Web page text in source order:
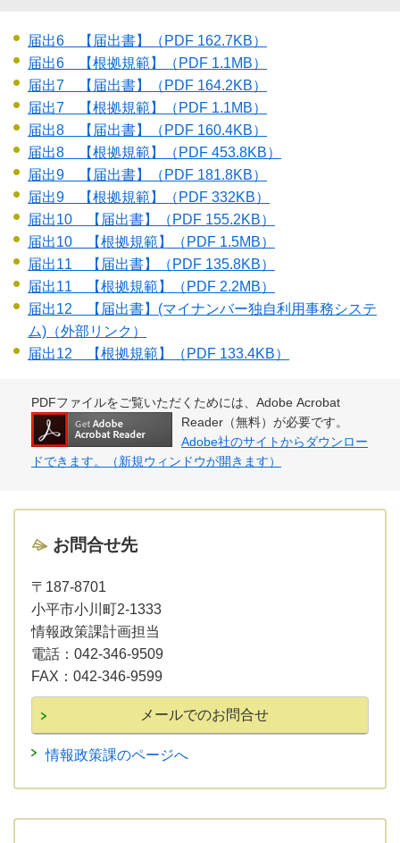
届出6 【届出書】
（PDF 162.7KB）
届出6 【根拠規範】
（PDF 1.1MB）
届出7 【届出書】
（PDF 164.2KB）
届出7 【根拠規範】
（PDF 1.1MB）
届出8 【届出書】
（PDF 160.4KB）
届出8 【根拠規範】
（PDF 453.8KB）
届出9 【届出書】
（PDF 181.8KB）
届出9 【根拠規範】
（PDF 332KB）
届出10 【届出書】
（PDF 155.2KB）
届出10 【根拠規範】
（PDF 1.5MB）
届出11 【届出書】
（PDF 135.8KB）
届出11 【根拠規範】
（PDF 2.2MB）
届出12 【届出書】(マイナンバー独自利用事務システ
ム)（外部リンク）
届出12 【根拠規範】
（PDF 133.4KB）
PDFファイルをご覧いただくためには、Adobe Acrobat
Reader（無料）が必要です。
Adobe社のサイトからダウンロー
ドできます。（新規ウィンドウが開きます）
お問合せ先
〒187-8701
小平市小川町2-1333
情報政策課計画担当
電話： 042-346-9509
FAX： 042-346-9599
情報政策課のページへ